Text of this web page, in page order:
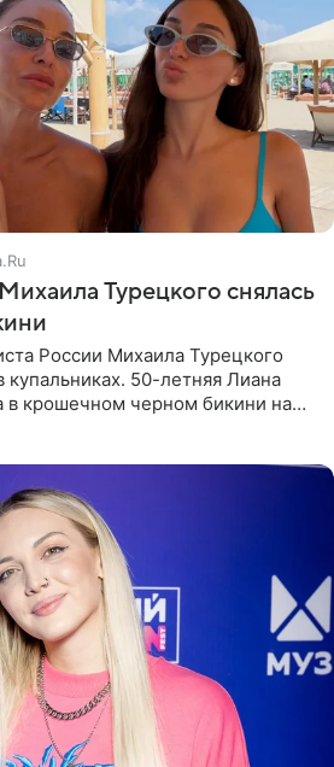
Турецкого снялась
России Михаила Турецкого
купальниках. 50-летняя Лиана
в крошечном черном бикини на